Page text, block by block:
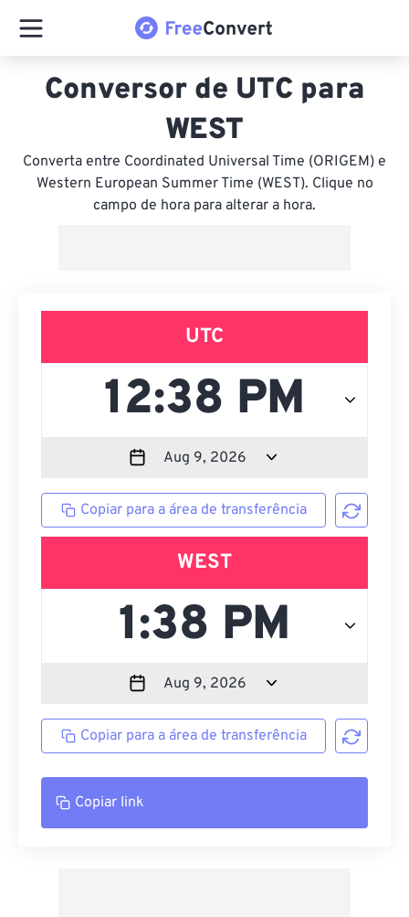
Conversor de UTC para
WEST
Converta entre Coordinated Universal Time (ORIGEM) e
Western European Summer Time (WEST). Clique no
campo de hora para alterar a hora.
UTC
Copiar para a área de transferência
WEST
Copiar para a área de transferência
Copiar link